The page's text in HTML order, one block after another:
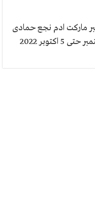
ماركت ادم نجع حمادى